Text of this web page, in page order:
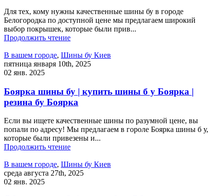
Для тех, кому нужны качественные шины бу в городе
Белогородка по доступной цене мы предлагаем широкий
выбор покрышек, которые были прив...
Продолжить чтение
В вашем городе, Шины бу Киев
пятница января 10th, 2025
02 янв. 2025
Боярка шины бу | купить шины б у Боярка |
резина бу Боярка
Если вы ищете качественные шины по разумной цене, вы
попали по адресу! Мы предлагаем в гороле Боярка шины б у,
которые были привезены и...
Продолжить чтение
В вашем городе, Шины бу Киев
среда августа 27th, 2025
02 янв. 2025